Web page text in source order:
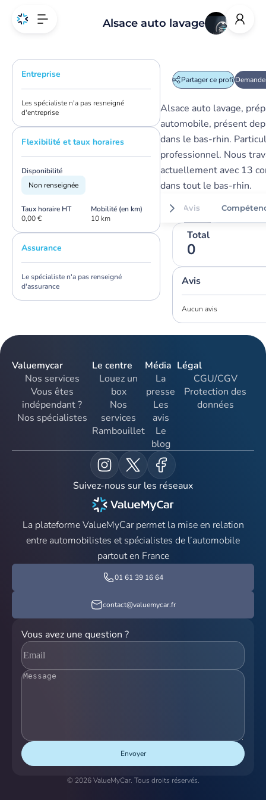
Entreprise
Les spécialiste n'a pas resneigné
d'entreprise
Flexibilité et taux horaires
Disponibilité
Non renseignée
Taux horaire HT
0,00 €
Mobilité (en km)
10 km
Assurance
Le spécialiste n'a pas renseigné
d'assurance
Alsace auto lavage
Partager ce profil
Alsace auto lavage,
automobile, présent
dans le bas-rhin.
professionnel. Nous
actuellement avec 13
dans tout le bas-rhin.
Avis
Total
0
Avis
Aucun avis
Valuemycar
Nos services
Vous êtes
indépendant ?
Nos spécialistes
Le centre
Louez un
box
Nos
services
Rambouillet
Média
La
presse
Les
avis
Le
blog
Légal
CGU/CGV
Protection des
données
Suivez-nous sur les réseaux
La plateforme ValueMyCar permet la mise en relation
entre automobilistes et spécialistes de l’automobile
partout en France
01 61 39 16 64
contact@valuemycar.fr
Vous avez une question ?
Envoyer
© 2026 ValueMyCar. Tous droits réservés.